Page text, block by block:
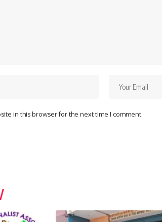
in this browser for the next time I comment.